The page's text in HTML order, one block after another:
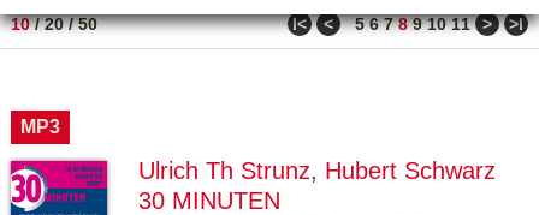
10/20/50 ǀ< < 5 6 7 8 9 10 11 > >ǀ
MP3
Ulrich Th Strunz, Hubert Schwarz
30 MINUTEN
Name Zweck
Ty
ESSION
_ID
GV_CO
OKIES
gabal-
verlag.
Speichert den Zustimmungsstatus des
Benutzers für Cookies auf der aktuellen
Domäne.
90
T